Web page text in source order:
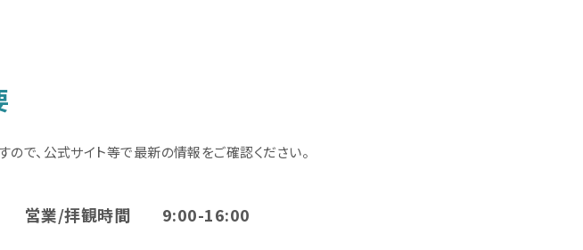
で、公式サイト等で最新の情報をご確認ください。
営業/拝観時間 9:00-16:00